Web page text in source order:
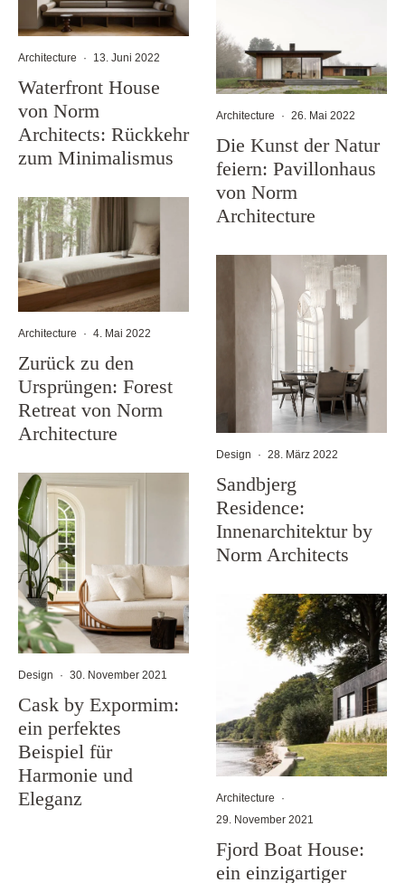
Architecture · 13. Juni 2022
Waterfront House
von Norm
Architects: Rückkehr
zum Minimalismus
Architecture · 4. Mai 2022
Zurück zu den
Ursprüngen: Forest
Retreat von Norm
Architecture
Design · 30. November 2021
Cask by Expormim:
ein perfektes
Beispiel für
Harmonie und
Eleganz
Architecture · 26. Mai 2022
Die Kunst der Natur
feiern: Pavillonhaus
von Norm
Architecture
Design · 28. März 2022
Sandbjerg
Residence:
Innenarchitektur by
Norm Architects
Architecture
·
29. November 2021
Fjord Boat House:
ein einzigartiger